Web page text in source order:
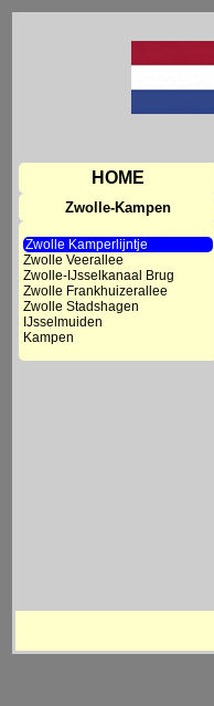
HOME
Zwolle-Kampen
Zwolle Kamperlijntje
Zwolle Veerallee
Zwolle-IJsselkanaal Brug
Zwolle Frankhuizerallee
Zwolle Stadshagen
IJsselmuiden
Kampen